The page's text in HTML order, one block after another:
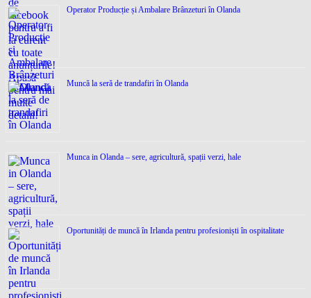
Operator Producție și Ambalare Brânzeturi în Olanda
Muncă la seră de trandafiri în Olanda
Munca in Olanda – sere, agricultură, spații verzi, hale
Oportunități de muncă în Irlanda pentru profesioniști în ospitalitate